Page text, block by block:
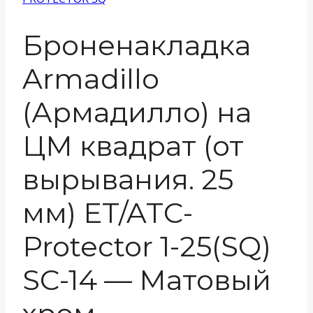
Броненакладка
Armadillo
(Армадилло) на
ЦМ квадрат (от
вырывания. 25
мм) ET/ATC-
Protector 1-25(SQ)
SC-14 — Матовый